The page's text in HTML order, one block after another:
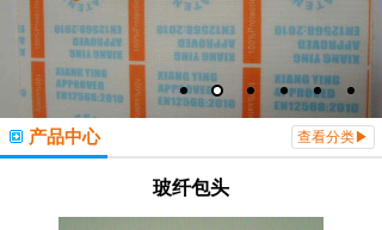
产品中心 查看分类▶
玻纤包头